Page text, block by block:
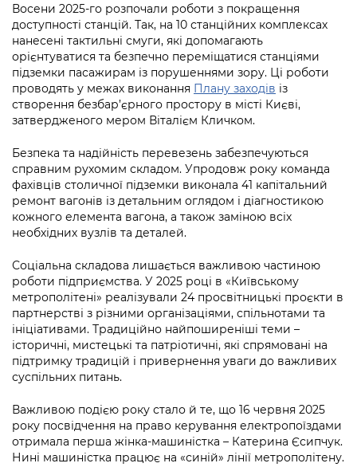
Восени 2025-го розпочали роботи з покращення
доступності станцій. Так, на 10 станційних комплексах
нанесені тактильні смуги, які допомагають
орієнтуватися та безпечно переміщатися станціями
підземки пасажирам із порушеннями зору. Ці роботи
проводять у межах виконання Плану заходів із
створення безбар’єрного простору в місті Києві,
затвердженого мером Віталієм Кличком.
Безпека та надійність перевезень забезпечуються
справним рухомим складом. Упродовж року команда
фахівців столичної підземки виконала 41 капітальний
ремонт вагонів із детальним оглядом і діагностикою
кожного елемента вагона, а також заміною всіх
необхідних вузлів та деталей.
Соціальна складова лишається важливою частиною
роботи підприємства. У 2025 році в «Київському
метрополітені» реалізували 24 просвітницькі проєкти в
партнерстві з різними організаціями, спільнотами та
ініціативами. Традиційно найпоширеніші теми –
історичні, мистецькі та патріотичні, які спрямовані на
підтримку традицій і привернення уваги до важливих
суспільних питань.
Важливою подією року стало й те, що 16 червня 2025
року посвідчення на право керування електропоїздами
отримала перша жінка-машиністка – Катерина Єсипчук.
Нині машиністка працює на «синій» лінії метрополітену.